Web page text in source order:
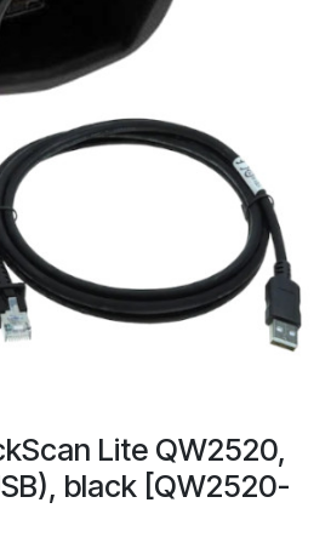
Lite QW2520,
black [QW2520-